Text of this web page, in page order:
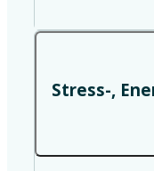
Stress-,